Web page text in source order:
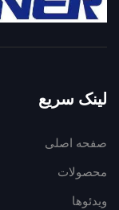
لینک سریع
صفحه اصلی
محصولات
ویدئوها